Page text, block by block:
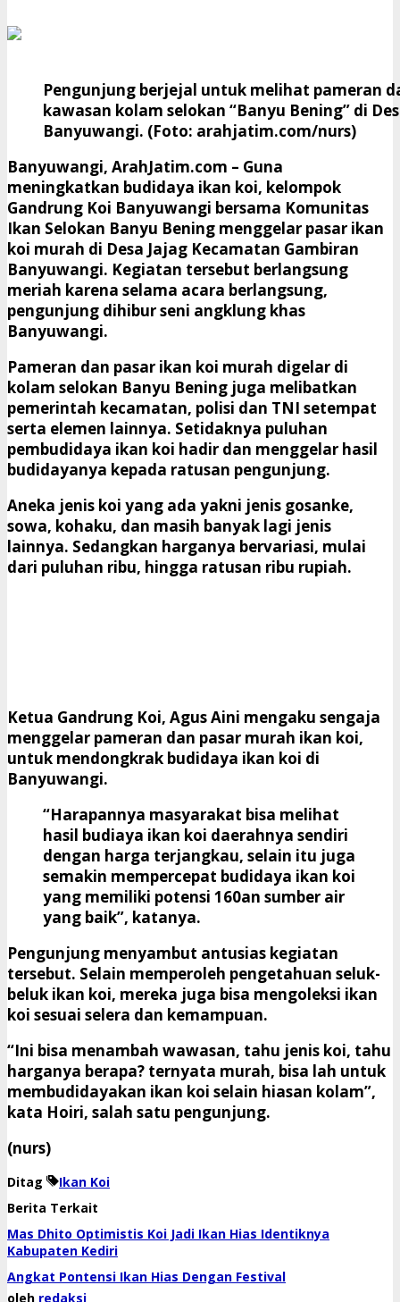
Pengunjung berjejal untuk melihat pameran
kawasan kolam selokan “Banyu Bening” di
Banyuwangi. (Foto: arahjatim.com/nurs)
Banyuwangi, ArahJatim.com – Guna
meningkatkan budidaya ikan koi, kelompok
Gandrung Koi Banyuwangi bersama Komunitas
Ikan Selokan Banyu Bening menggelar pasar ikan
koi murah di Desa Jajag Kecamatan Gambiran
Banyuwangi. Kegiatan tersebut berlangsung
meriah karena selama acara berlangsung,
pengunjung dihibur seni angklung khas
Banyuwangi.
Pameran dan pasar ikan koi murah digelar di
kolam selokan Banyu Bening juga melibatkan
pemerintah kecamatan, polisi dan TNI setempat
serta elemen lainnya. Setidaknya puluhan
pembudidaya ikan koi hadir dan menggelar hasil
budidayanya kepada ratusan pengunjung.
Aneka jenis koi yang ada yakni jenis gosanke,
sowa, kohaku, dan masih banyak lagi jenis
lainnya. Sedangkan harganya bervariasi, mulai
dari puluhan ribu, hingga ratusan ribu rupiah.
Ketua Gandrung Koi, Agus Aini mengaku sengaja
menggelar pameran dan pasar murah ikan koi,
untuk mendongkrak budidaya ikan koi di
Banyuwangi.
“Harapannya masyarakat bisa melihat
hasil budiaya ikan koi daerahnya sendiri
dengan harga terjangkau, selain itu juga
semakin mempercepat budidaya ikan koi
yang memiliki potensi 160an sumber air
yang baik”, katanya.
Pengunjung menyambut antusias kegiatan
tersebut. Selain memperoleh pengetahuan seluk-
beluk ikan koi, mereka juga bisa mengoleksi ikan
koi sesuai selera dan kemampuan.
“Ini bisa menambah wawasan, tahu jenis koi, tahu
harganya berapa? ternyata murah, bisa lah untuk
membudidayakan ikan koi selain hiasan kolam”,
kata Hoiri, salah satu pengunjung.
(nurs)
Ditag
Ikan Koi
Berita Terkait
Mas Dhito Optimistis Koi Jadi Ikan Hias Identiknya
Kabupaten Kediri
Angkat Pontensi Ikan Hias Dengan Festival
oleh redaksi